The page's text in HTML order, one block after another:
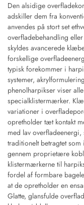
Den alsidige
adskiller dem fra
anvendes på stort set
overfladebehandling
skyldes avancerede
forskellige
typisk forekommer i
systemer,
phenolharpikser viser
specialklistermærker.
variationer i
opretholder tæt kontakt
med lav
traditionelt betragtet
gennem proprietære
klistermærkerne til
fordel af formbare
at de opretholder en
Glatte, glansfulde